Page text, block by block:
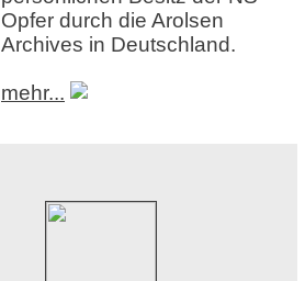
Opfer durch die Arolsen
Archives in Deutschland.
mehr...